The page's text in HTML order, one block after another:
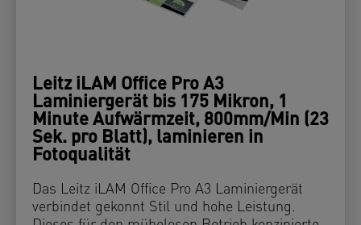
Leitz iLAM Office Pro A3
Laminiergerät bis 175 Mikron, 1
Minute Aufwärmzeit, 800mm/Min (23
Sek. pro Blatt), laminieren in
Fotoqualität
Das Leitz iLAM Office Pro A3 Laminiergerät
verbindet gekonnt Stil und hohe Leistung.